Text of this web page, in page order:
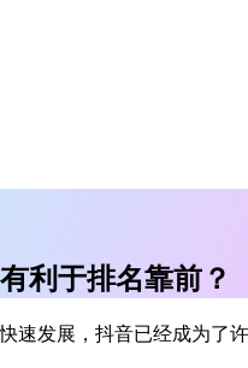
利于排名靠前？
速发展，抖音已经成为了